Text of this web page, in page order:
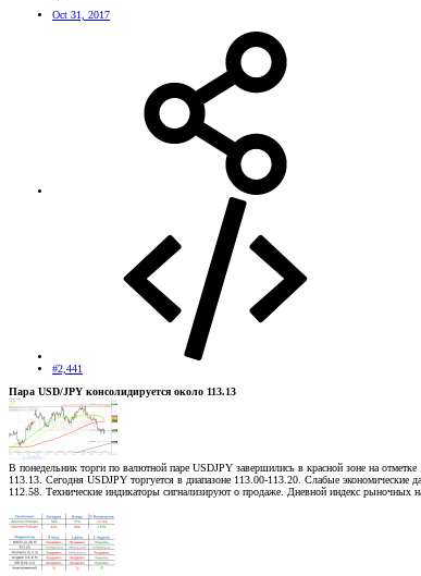
Oct 31, 2017
#2,441
Пара USD/JPY консолидируется около 113.13
В понедельник торги по валютной паре USDJPY завершились в красной зоне на
113.13. Сегодня USDJPY торгуется в диапазоне 113.00-113.20. Слабые экономические
112.58. Технические индикаторы сигнализируют о продаже. Дневной индекс рыночных